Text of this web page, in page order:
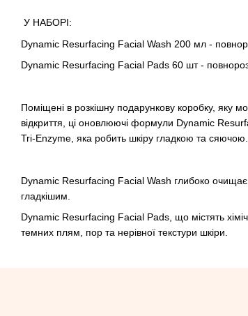
У НАБОРІ:
Dynamic Resurfacing Facial Wash 200 мл -
Dynamic Resurfacing Facial Pads 60 шт -
Поміщені в розкішну подарункову коробку, яку
відкриття, ці оновлюючі формули Dynamic
Tri-Enzyme, яка робить шкіру гладкою та сяючою.
Dynamic Resurfacing Facial Wash глибоко очищає
гладкішим.
Dynamic Resurfacing Facial Pads, що містять
темних плям, пор та нерівної текстури шкіри.